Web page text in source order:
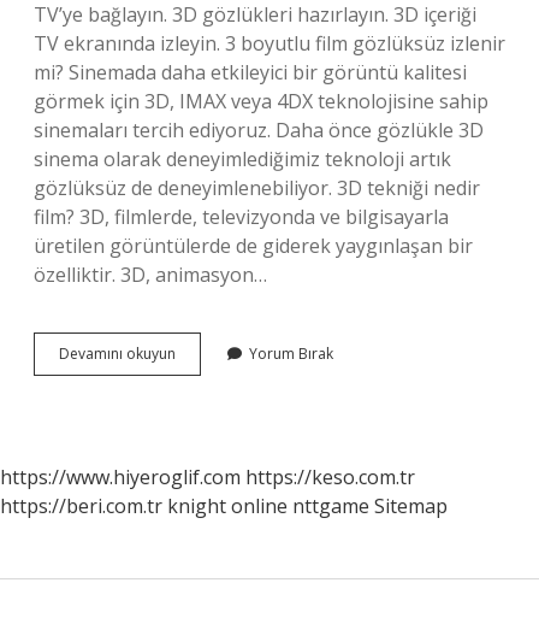
TV’ye bağlayın. 3D gözlükleri hazırlayın. 3D içeriği
TV ekranında izleyin. 3 boyutlu film gözlüksüz izlenir
mi? Sinemada daha etkileyici bir görüntü kalitesi
görmek için 3D, IMAX veya 4DX teknolojisine sahip
sinemaları tercih ediyoruz. Daha önce gözlükle 3D
sinema olarak deneyimlediğimiz teknoloji artık
gözlüksüz de deneyimlenebiliyor. 3D tekniği nedir
film? 3D, filmlerde, televizyonda ve bilgisayarla
üretilen görüntülerde de giderek yaygınlaşan bir
özelliktir. 3D, animasyon…
Devamını okuyun
Boyutlu
Yorum Bırak
https://www.hiyeroglif.com https://keso.com.tr
https://beri.com.tr knight online nttgame Sitemap